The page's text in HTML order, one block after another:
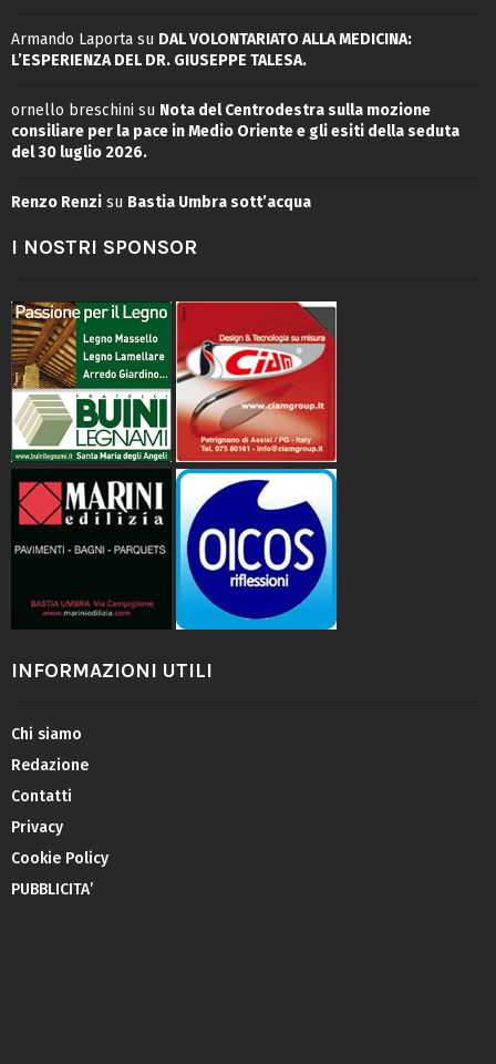
Armando Laporta su DAL VOLONTARIATO ALLA MEDICINA:
L’ESPERIENZA DEL DR. GIUSEPPE TALESA.
ornello breschini su Nota del Centrodestra sulla mozione
consiliare per la pace in Medio Oriente e gli esiti della seduta
del 30 luglio 2026.
Renzo Renzi su Bastia Umbra sott’acqua
I NOSTRI SPONSOR
INFORMAZIONI UTILI
Chi siamo
Redazione
Contatti
Privacy
Cookie Policy
PUBBLICITA’